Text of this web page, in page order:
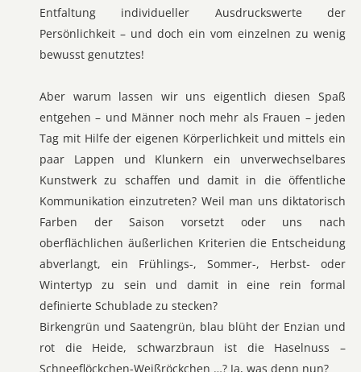
Entfaltung individueller Ausdruckswerte der
Persönlichkeit – und doch ein vom einzelnen zu wenig
bewusst genutztes!
Aber warum lassen wir uns eigentlich diesen Spaß
entgehen – und Männer noch mehr als Frauen – jeden
Tag mit Hilfe der eigenen Körperlichkeit und mittels ein
paar Lappen und Klunkern ein unverwechselbares
Kunstwerk zu schaffen und damit in die öffentliche
Kommunikation einzutreten? Weil man uns diktatorisch
Farben der Saison vorsetzt oder uns nach
oberflächlichen äußerlichen Kriterien die Entscheidung
abverlangt, ein Frühlings-, Sommer-, Herbst- oder
Wintertyp zu sein und damit in eine rein formal
definierte Schublade zu stecken?
Birkengrün und Saatengrün, blau blüht der Enzian und
rot die Heide, schwarzbraun ist die Haselnuss –
Schneeflöckchen-Weißröckchen …? Ja, was denn nun?